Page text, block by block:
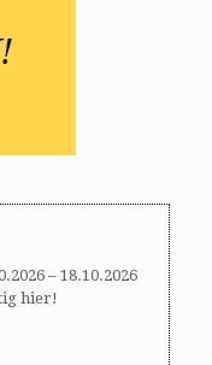
– 18.10.2026
hier!